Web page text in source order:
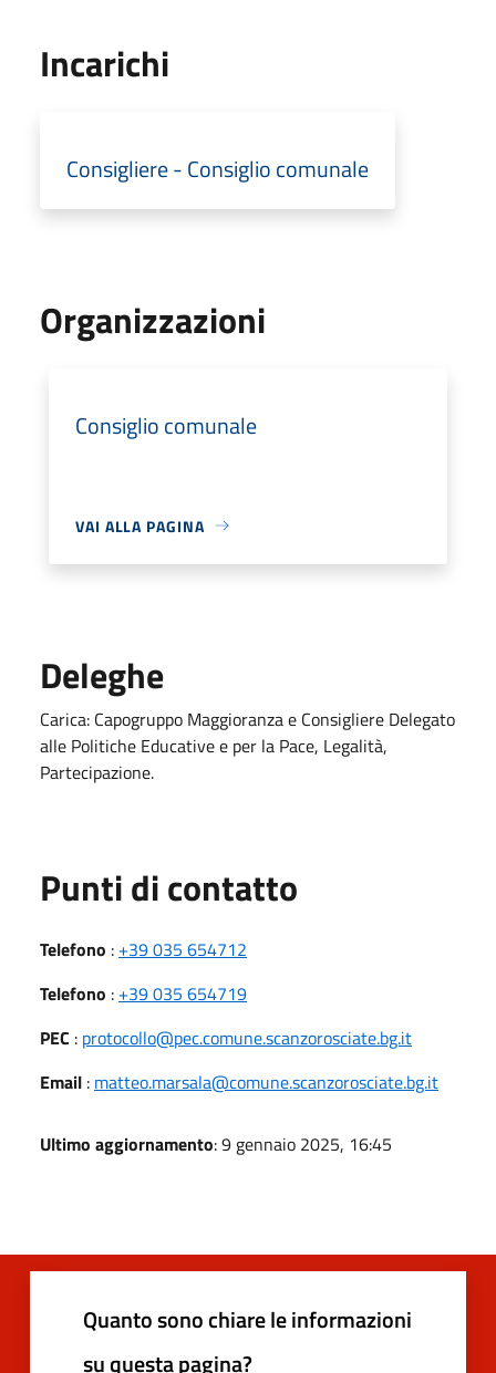
Incarichi
Consigliere - Consiglio comunale
Organizzazioni
Consiglio comunale
VAI ALLA PAGINA
Deleghe
Carica: Capogruppo Maggioranza e Consigliere Delegato
alle Politiche Educative e per la Pace, Legalità,
Partecipazione.
Punti di contatto
Telefono : +39 035 654712
Telefono : +39 035 654719
PEC : protocollo@pec.comune.scanzorosciate.bg.it
Email : matteo.marsala@comune.scanzorosciate.bg.it
Ultimo aggiornamento: 9 gennaio 2025, 16:45
Quanto sono chiare le informazioni
su questa pagina?